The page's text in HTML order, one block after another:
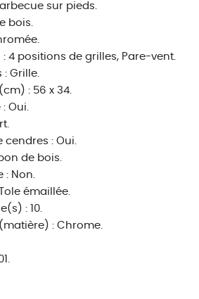
sur pieds.
bois.
4 positions de grilles, Pare-vent.
Grille.
: 56 x 34.
Oui.
cendres : Oui.
de bois.
: Non.
émaillée.
: 10.
: Chrome.